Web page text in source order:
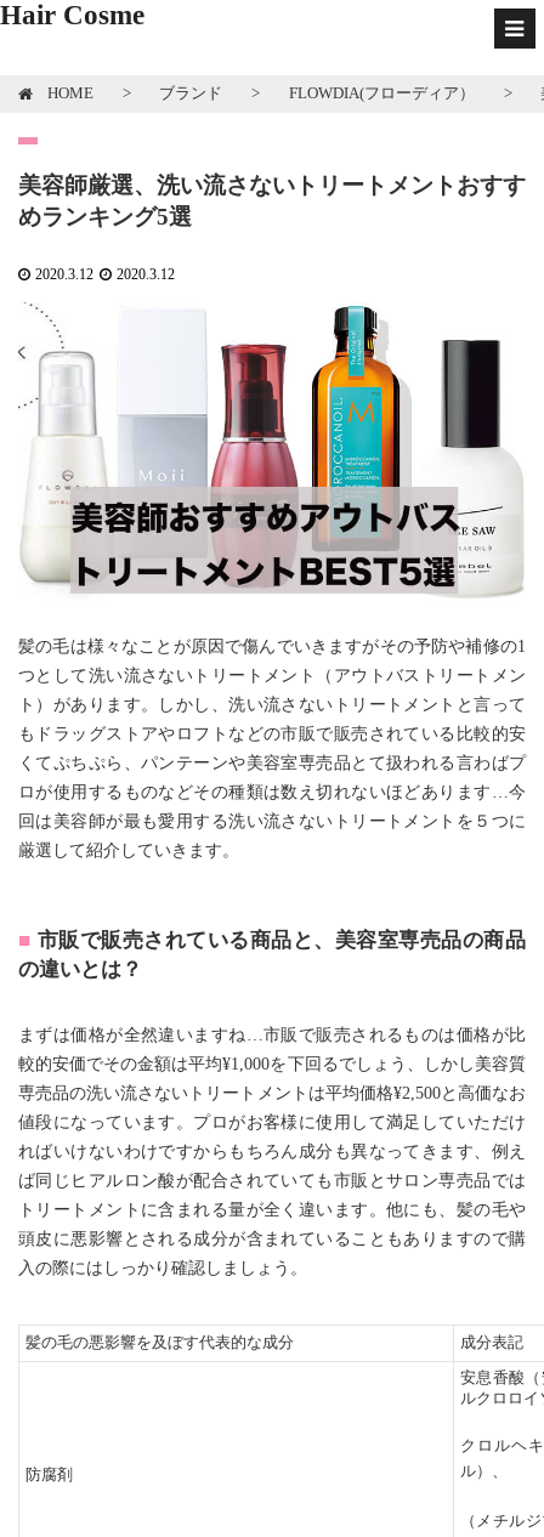
-->
Hair Cosme
HOME ブランド FLOWDIA(フローディア）
美容師厳選、洗い流さないトリートメントおすす
めランキング5選
2020.3.12 2020.3.12
髪の毛は様々なことが原因で傷んでいきますがその予防や補修の1
つとして洗い流さないトリートメント（アウトバストリートメン
ト）があります。しかし、洗い流さないトリートメントと言って
もドラッグストアやロフトなどの市販で販売されている比較的安
くてぷちぷら、パンテーンや美容室専売品とて扱われる言わばプ
ロが使用するものなどその種類は数え切れないほどあります…今
回は美容師が最も愛用する洗い流さないトリートメントを５つに
厳選して紹介していきます。
市販で販売されている商品と、美容室専売品の商品
の違いとは？
まずは価格が全然違いますね…市販で販売されるものは価格が比
較的安価でその金額は平均¥1,000を下回るでしょう、しかし美容質
専売品の洗い流さないトリートメントは平均価格¥2,500と高価なお
値段になっています。プロがお客様に使用して満足していただけ
ればいけないわけですからもちろん成分も異なってきます、例え
ば同じヒアルロン酸が配合されていても市販とサロン専売品では
トリートメントに含まれる量が全く違います。他にも、髪の毛や
頭皮に悪影響とされる成分が含まれていることもありますので購
入の際にはしっかり確認しましょう。
髪の毛の悪影響を及ぼす代表的な成分 成分表記
防腐剤
安息香酸
ルクロロ
クロルヘ
ル）、
（メチル